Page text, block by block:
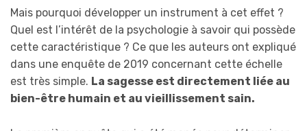
Mais pourquoi développer un instrument à cet effet ?
Quel est l’intérêt de la psychologie à savoir qui possède
cette caractéristique ? Ce que les auteurs ont expliqué
dans une enquête de 2019 concernant cette échelle
est très simple. La sagesse est directement liée au
bien-être humain et au vieillissement sain.